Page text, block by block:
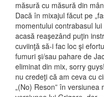
măsură cu măsură din
Dacă în mixajul făcut pe
momentului contrabasul
acasă reaşezând puţin
cuviinţă să-i fac loc şi
fumuri şi/sau pahare de
eliminat din mix, sorry
nu credeţi că am ceva cu
„(No) Reson” în versiunea